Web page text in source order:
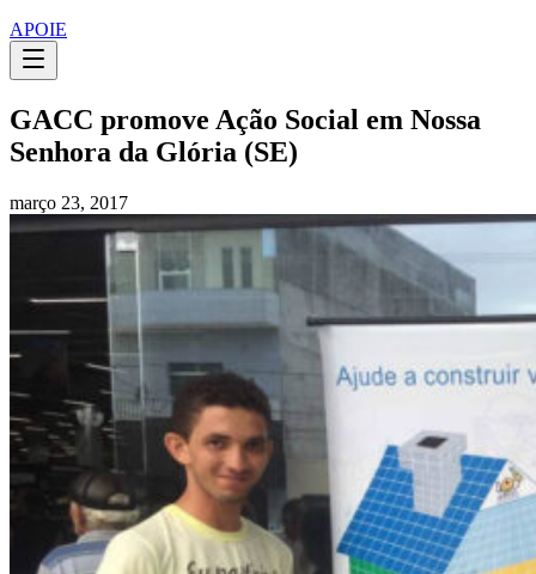
APOIE
GACC promove Ação Social em Nossa
Senhora da Glória (SE)
março 23, 2017